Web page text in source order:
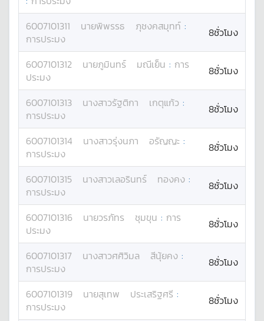
6007101311 นายพิพรรธ ภุชงคสมุทท์ :
การประมง
8ชั่วโมง
6007101312 นายภูมินทร์ มณีเย็น : การ
ประมง
8ชั่วโมง
6007101313 นางสาวรัฐติกา เกตุแก้ว :
การประมง
8ชั่วโมง
6007101314 นางสาวรุ่งนภา อรัญญะ :
การประมง
8ชั่วโมง
6007101315 นางสาวเลอรินทร์ ทองคง :
การประมง
8ชั่วโมง
6007101316 นายวรภัทร ชุมขุน : การ
ประมง
8ชั่วโมง
6007101317 นางสาวศศิวิมล สีนุ้ยคง :
การประมง
8ชั่วโมง
6007101319 นายสุเทพ ประเสริฐศรี :
การประมง
8ชั่วโมง